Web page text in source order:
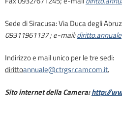
Sede di Siracusa: Via Duca degli
09311961137 ; e-mail:
Indirizzo e mail unico per le tre sedi:
dirittoannuale@ctrgsr.camcom.it.
Sito internet della Camera:http://